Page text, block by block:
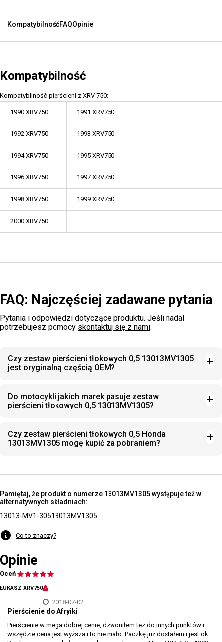
KompatybilnośćFAQOpinie
Kompatybilność
Kompatybilność pierścieni z XRV 750:
1990 XRV750 1991 XRV750
1992 XRV750 1993 XRV750
1994 XRV750 1995 XRV750
1996 XRV750 1997 XRV750
1998 XRV750 1999 XRV750
2000 XRV750
FAQ: Najczęściej zadawane pytania
Pytania i odpowiedzi dotyczące produktu. Jeśli nadal
potrzebujesz pomocy skontaktuj się z nami.
Czy zestaw pierścieni tłokowych 0,5 13013MV1305
jest oryginalną częścią OEM?
Do motocykli jakich marek pasuje zestaw
pierścieni tłokowych 0,5 13013MV1305?
Czy zestaw pierścieni tłokowych 0,5 Honda
13013MV1305 mogę kupić za pobraniem?
Pamiętaj, że produkt o numerze 13013MV1305 występuje też w
alternatywnych składniach:
13013-MV1-30513013MV1305
Co to znaczy?
Opinie
Oceń
ŁUKASZ XRV750
2018-07-02
Pierścienie do Afryiki
Pierścienie w mega dobrej cenie, dzwoniłem tez do innych punktów i
wszędzie cena jest wyższa i to nie mało. Paczkę już dostałem i jest ok.